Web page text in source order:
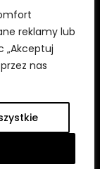
reklamy lub
„Akceptuj
nas
2026